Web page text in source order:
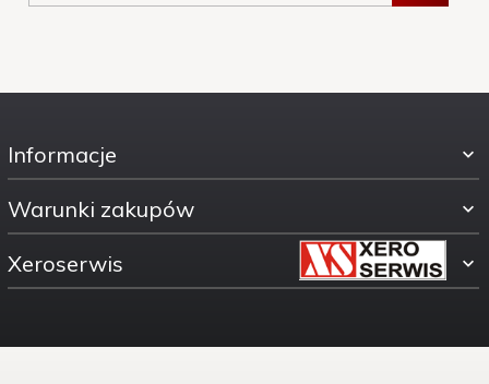
Informacje
Warunki zakupów
Xeroserwis